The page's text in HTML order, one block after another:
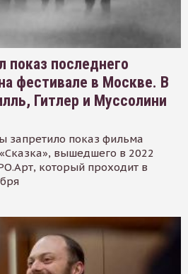
показ последнего
фестивале в Москве. В
Гитлер и Муссолини
запретило показ фильма
вышедшего в 2022
который проходит в